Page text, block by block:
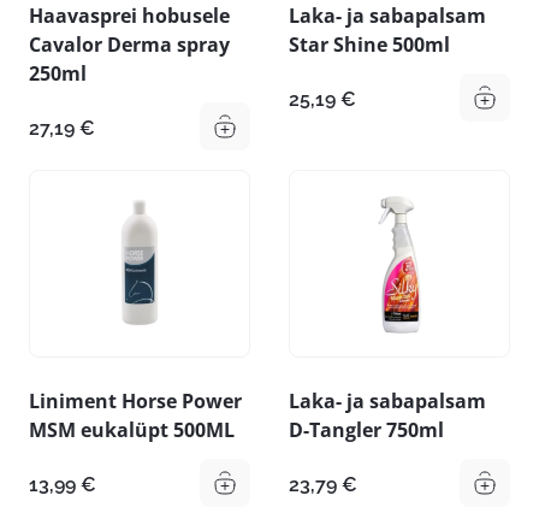
Haavasprei hobusele
Cavalor Derma spray
250ml
27,19 €
Laka- ja sabapalsam
Star Shine 500ml
25,19 €
Liniment Horse Power
MSM eukalüpt 500ML
13,99 €
Laka- ja sabapalsam
D-Tangler 750ml
23,79 €